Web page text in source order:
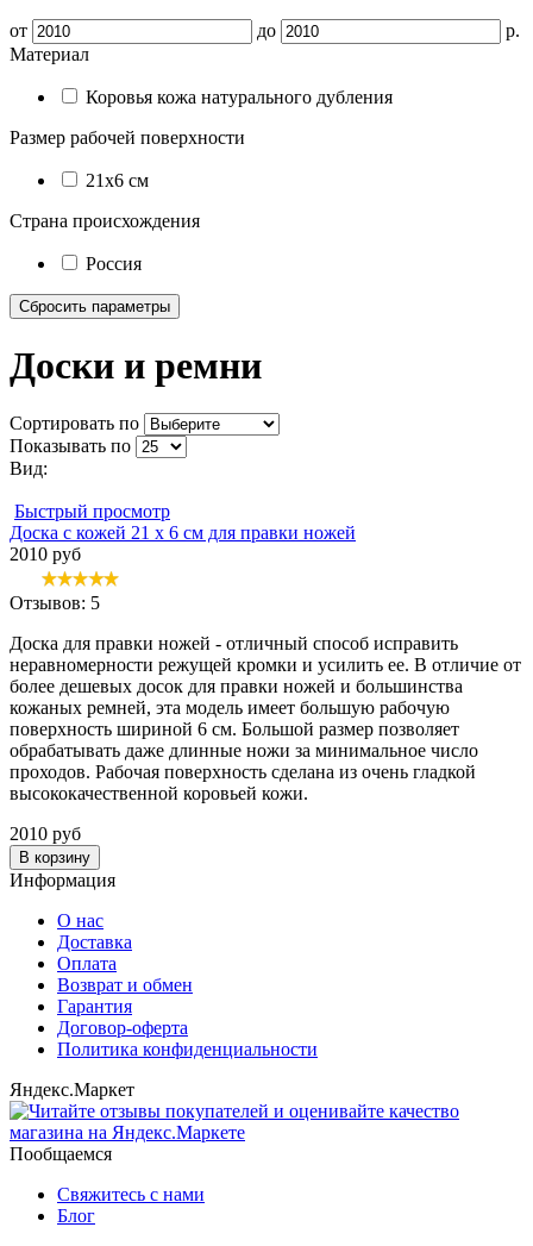
от до
р.
Материал
Коровья кожа натурального дубления
Размер рабочей поверхности
21х6 см
Страна происхождения
Россия
Доски и ремни
Сортировать по
Показывать по
Вид:
Быстрый просмотр
Доска с кожей 21 x 6 см для правки ножей
2010 руб
Отзывов: 5
Доска для правки ножей - отличный способ исправить
неравномерности режущей кромки и усилить ее. В отличие от
более дешевых досок для правки ножей и большинства
кожаных ремней, эта модель имеет большую рабочую
поверхность шириной 6 см. Большой размер позволяет
обрабатывать даже длинные ножи за минимальное число
проходов. Рабочая поверхность сделана из очень гладкой
высококачественной коровьей кожи.
2010 руб
В корзину
Информация
О нас
Доставка
Оплата
Возврат и обмен
Гарантия
Договор-оферта
Политика конфиденциальности
Яндекс.Маркет
Пообщаемся
Свяжитесь с нами
Блог